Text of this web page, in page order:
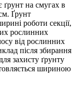
на смугах в
Ґрунт
роботи секції,
рослинних
від рослинних
після збирання
захисту ґрунту
шириною